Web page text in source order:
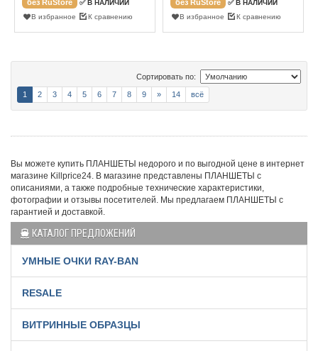
без RuStore
✅ В НАЛИЧИИ
В избранное
К сравнению
без RuStore
✅ В НАЛИЧИИ
В избранное
К сравнению
Сортировать по:
1 2 3 4 5 6 7 8 9 » 14 всё
Вы можете купить ПЛАНШЕТЫ недорого и по выгодной цене в интернет
магазине Killprice24. В магазине представлены ПЛАНШЕТЫ с
описаниями, а также подробные технические характеристики,
фотографии и отзывы посетителей. Мы предлагаем ПЛАНШЕТЫ с
гарантией и доставкой.
КАТАЛОГ ПРЕДЛОЖЕНИЙ
УМНЫЕ ОЧКИ RAY-BAN
RESALE
ВИТРИННЫЕ ОБРАЗЦЫ